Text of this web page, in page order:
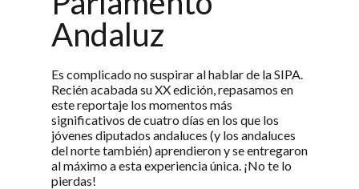
Andaluz
Es complicado no suspirar al hablar de la SIPA.
Recién acabada su XX edición, repasamos en
este reportaje los momentos más
significativos de cuatro días en los que los
jóvenes diputados andaluces (y los andaluces
del norte también) aprendieron y se entregaron
al máximo a esta experiencia única. ¡No te lo
pierdas!